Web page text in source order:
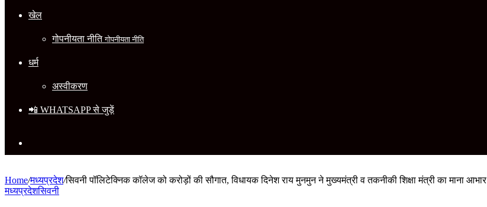
खेल
गोपनीयता नीतिगोपनीयता नीति
धर्म
अस्वीकरण
📲 WHATSAPP से जुड़ें
Home/मध्यप्रदेश/सिवनी पॉलिटेक्निक कॉलेज को करोड़ों की सौगात, विधायक दिनेश राय मुनमुन ने मुख्यमंत्री व तकनीकी शिक्षा मंत्री का माना आभार
मध्यप्रदेशसिवनी